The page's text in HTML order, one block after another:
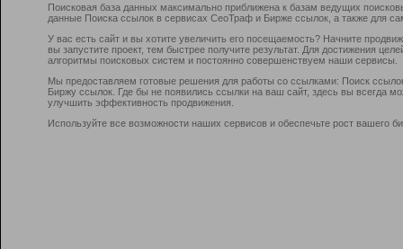
Поисковая база данных максимально приближена к базам ведущих
данные Поиска ссылок в сервисах СеоТраф и Бирже ссылок, а также для
У вас есть сайт и вы хотите увеличить его посещаемость? Начните
вы запустите проект, тем быстрее получите результат. Для достижения
алгоритмы поисковых систем и постоянно совершенствуем наши сервисы.
Мы предоставляем готовые решения для работы со ссылками: Поиск
Биржу ссылок. Где бы не появились ссылки на ваш сайт, здесь вы всегда
улучшить эффективность продвижения.
Используйте все возможности наших сервисов и обеспечьте рост вашего